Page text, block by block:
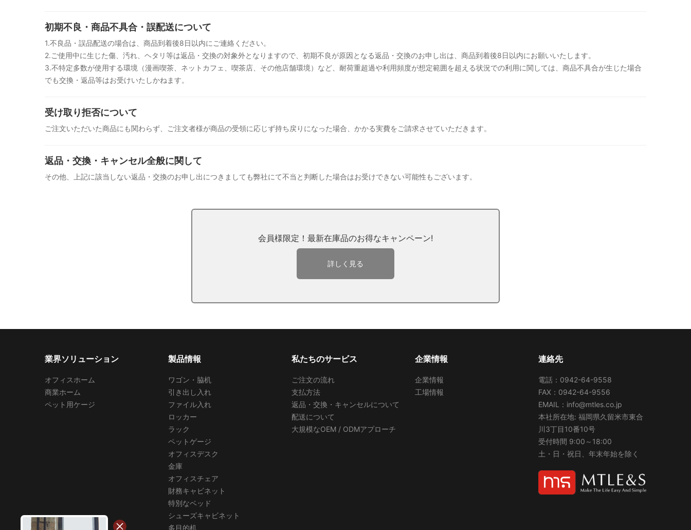
初期不良・商品不具合・誤配送について
1.不良品・誤品配送の場合は、商品到着後8日以内にご連絡ください。
2.ご使用中に生じた傷、汚れ、ヘタリ等は返品・交換の対象外となりますので、初期不良が原因となる返品・交換のお申し出は、商品到着後8日以内にお願いいたします。
3.不特定多数が使用する環境（漫画喫茶、ネットカフェ、喫茶店、その他店舗環境）など、耐荷重超過や利用頻度が想定範囲を超える状況での利用に関しては、商品不具合が生じた場合
でも交換・返品等はお受けいたしかねます。
受け取り拒否について
ご注文いただいた商品にも関わらず、ご注文者様が商品の受領に応じず持ち戻りになった場合、かかる実費をご請求させていただきます。
返品・交換・キャンセル全般に関して
その他、上記に該当しない返品・交換のお申し出につきましても弊社にて不当と判断した場合はお受けできない可能性もございます。
会員様限定！最新在庫品のお得なキャンペーン!
詳しく見る
業界ソリューション
オフィスホーム
商業ホーム
ペット用ケージ
製品情報
ワゴン・脇机
引き出し入れ
ファイル入れ
ロッカー
ラック
ペットゲージ
オフィスデスク
金庫
オフィスチェア
財務キャビネット
特別なベッド
シューズキャビネット
多目的机
私たちのサービス
ご注文の流れ
支払方法
返品・交換・キャンセルについて
配送について
大規模なOEM / ODMアプローチ
企業情報
企業情報
工場情報
連絡先
電話：0942-64-9558
FAX：0942-64-9556
EMAIL：info@mtles.co.jp
本社所在地: 福岡県久留米市東合
川3丁目10番10号
受付時間 9:00～18:00
土・日・祝日、年末年始を除く